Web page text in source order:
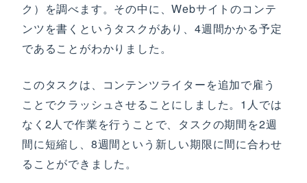
ク）を調べます。その中に、Webサイトのコンテ
ンツを書くというタスクがあり、4週間かかる予定
であることがわかりました。
このタスクは、コンテンツライターを追加で雇う
ことでクラッシュさせることにしました。1人では
なく2人で作業を行うことで、タスクの期間を2週
間に短縮し、8週間という新しい期限に間に合わせ
ることができました。